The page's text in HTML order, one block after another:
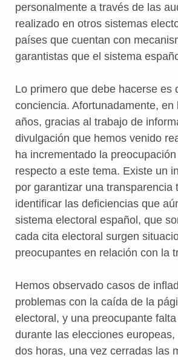
personalmente a través de las
realizado en otros sistemas
países que cuentan con
garantistas que el sistema
Lo primero que debe hacerse es
conciencia. Afortunadamente, en
años, gracias al trabajo de
divulgación que hemos venido
ha incrementado la
respecto a este tema. Existe un
por garantizar una transparencia
identificar las deficiencias que
sistema electoral español, que
cada cita electoral surgen
preocupantes en relación con la
Hemos observado casos de
problemas con la caída de la
electoral, y una preocupante
durante las elecciones
dos horas, una vez cerradas las